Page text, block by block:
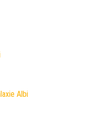
Kč.
Kč.
Albi
Kč.